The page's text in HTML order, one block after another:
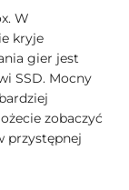
W
kryje
gier jest
SSD. Mocny
zobaczyć
przystępnej